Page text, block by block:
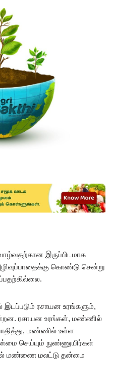
இருப்பிடமாக
கொண்டு சென்று
ரசாயன உரங்களும்,
ரசாயன உரங்கள், மண்ணில்
மண்ணில் உள்ள
செய்யும் நுண்ணுயிர்கள்
மண்ணை மலட்டு தன்மை